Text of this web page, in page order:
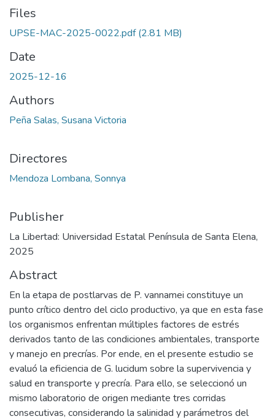
Files
UPSE-MAC-2025-0022.pdf(2.81 MB)
Date
2025-12-16
Authors
Peña Salas, Susana Victoria
Directores
Mendoza Lombana, Sonnya
Publisher
La Libertad: Universidad Estatal Península de Santa Elena,
2025
Abstract
En la etapa de postlarvas de P. vannamei constituye un
punto crítico dentro del ciclo productivo, ya que en esta fase
los organismos enfrentan múltiples factores de estrés
derivados tanto de las condiciones ambientales, transporte
y manejo en precrías. Por ende, en el presente estudio se
evaluó la eficiencia de G. lucidum sobre la supervivencia y
salud en transporte y precría. Para ello, se seleccionó un
mismo laboratorio de origen mediante tres corridas
consecutivas, considerando la salinidad y parámetros del